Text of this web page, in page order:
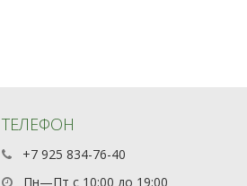
ТЕЛЕФОН
+7 925 834-76-40
Пн—Пт с 10:00 до 19:00